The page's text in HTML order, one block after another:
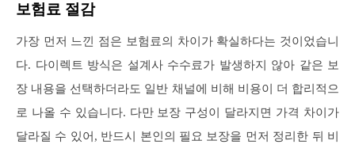
보험료 절감
가장 먼저 느낀 점은 보험료의 차이가 확실하다는 것이었습니
다. 다이렉트 방식은 설계사 수수료가 발생하지 않아 같은 보
장 내용을 선택하더라도 일반 채널에 비해 비용이 더 합리적으
로 나올 수 있습니다. 다만 보장 구성이 달라지면 가격 차이가
달라질 수 있어, 반드시 본인의 필요 보장을 먼저 정리한 뒤 비